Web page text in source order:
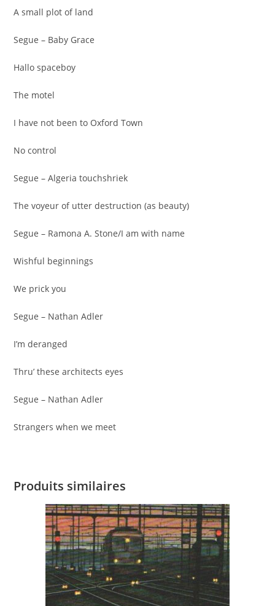
A small plot of land
Segue – Baby Grace
Hallo spaceboy
The motel
I have not been to Oxford Town
No control
Segue – Algeria touchshriek
The voyeur of utter destruction (as beauty)
Segue – Ramona A. Stone/I am with name
Wishful beginnings
We prick you
Segue – Nathan Adler
I’m deranged
Thru’ these architects eyes
Segue – Nathan Adler
Strangers when we meet
Produits similaires